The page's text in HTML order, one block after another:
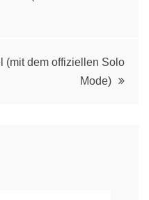
(mit dem offiziellen Solo
Mode)